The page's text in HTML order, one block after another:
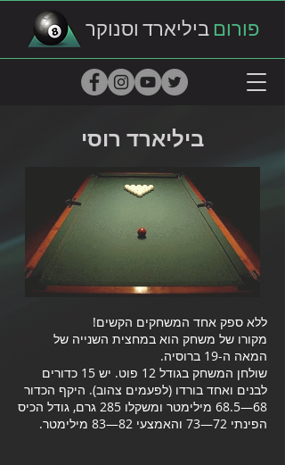
פורום ביליארד וסנוקר
ביליארד רוסי
ללא ספק אחד המשחקים הקשים!
מקורו של משחק הוא במחצית השנייה של
המאה ה-19 ברוסיה.
שולחן המשחק בגודל 12 פוט. יש 15 כדורים
לבנים ואחד בורדו (לפעמים צהוב). היקף הכדור
68—68.5 מילימטר ומשקלו 285 גרם, גודל הכיס
הפינתי 72—73 והאמצעי 82—83 מילימטר.